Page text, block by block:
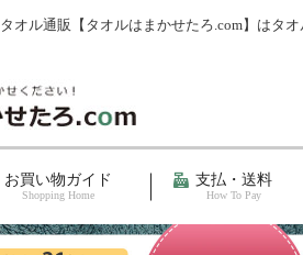
タオル通販【タオルはまかせたろ.com】はタ
お買い物ガイド
Shopping Home
支払・送料
How To Pay